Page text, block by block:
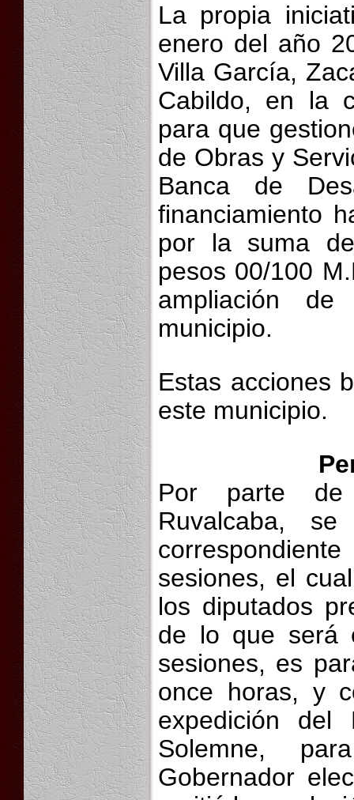
La propia
enero del año
Villa García,
Cabildo, en la
para que
de Obras y
Banca de
financiamiento
por la suma
pesos 00/100
ampliación
municipio.
Estas acciones
este municipio.
Por parte de
Ruvalcaba,
sesiones, el
los diputados
de lo que será
sesiones, es
once horas, y
expedición del
Solemne,
Gobernador